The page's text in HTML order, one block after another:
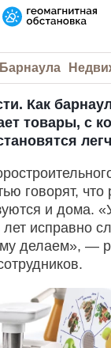
Как
товары, с
говорят, что
и дома.
лет исправно
делаем», —